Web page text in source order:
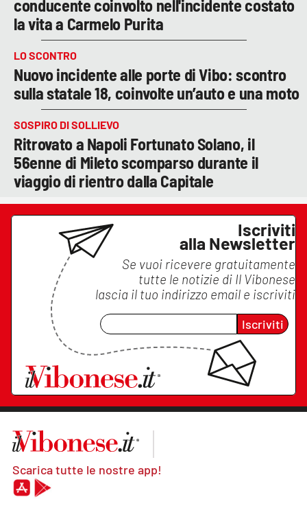
conducente coinvolto nell'incidente costato
la vita a Carmelo Purita
LO SCONTRO
Nuovo incidente alle porte di Vibo: scontro
sulla statale 18, coinvolte un’auto e una moto
SOSPIRO DI SOLLIEVO
Ritrovato a Napoli Fortunato Solano, il
56enne di Mileto scomparso durante il
viaggio di rientro dalla Capitale
Iscriviti
alla Newsletter
Se vuoi ricevere gratuitamente
tutte le notizie di Il Vibonese
lascia il tuo indirizzo email e iscriviti
Iscriviti
Scarica tutte le nostre app!